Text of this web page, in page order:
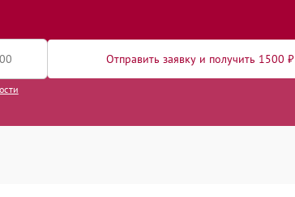
Отправить заявку и получить 1500 ₽